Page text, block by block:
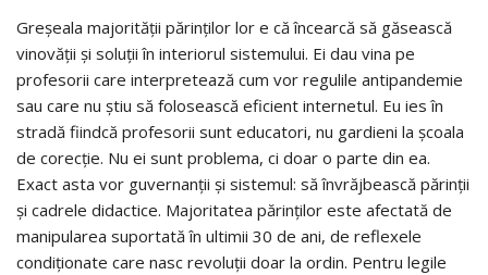
Greșeala majorității părinților lor e că încearcă să găsească
vinovății și soluții în interiorul sistemului. Ei dau vina pe
profesorii care interpretează cum vor regulile antipandemie
sau care nu știu să folosească eficient internetul. Eu ies în
stradă fiindcă profesorii sunt educatori, nu gardieni la școala
de corecție. Nu ei sunt problema, ci doar o parte din ea.
Exact asta vor guvernanții și sistemul: să învrăjbească părinții
și cadrele didactice. Majoritatea părinților este afectată de
manipularea suportată în ultimii 30 de ani, de reflexele
condiționate care nasc revoluții doar la ordin. Pentru legile